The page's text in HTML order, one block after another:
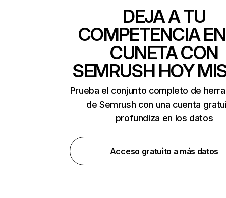
DEJA A TU
COMPETENCIA
CUNETA CON
SEMRUSH HOY
Prueba el conjunto completo de
de Semrush con una cuenta
profundiza en los datos
Acceso gratuito a más datos